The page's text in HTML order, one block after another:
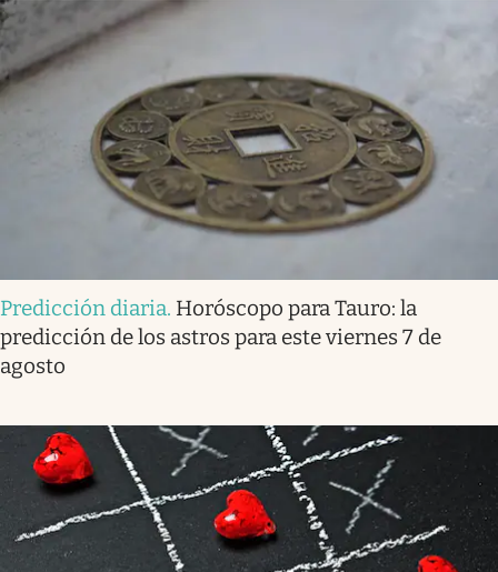
Predicción diaria. Horóscopo para Tauro: la
predicción de los astros para este viernes 7 de
agosto